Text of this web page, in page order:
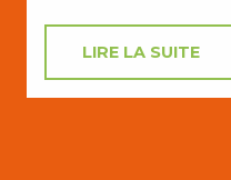
LIRE LA SUITE